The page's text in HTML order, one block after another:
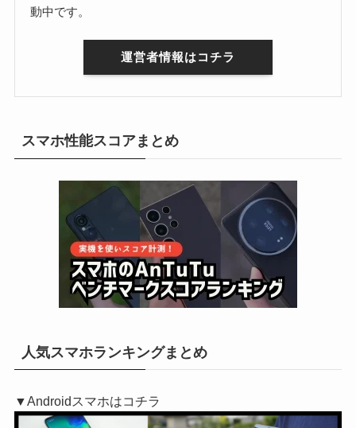
動中です。
運営者情報はコチラ
スマホ性能スコアまとめ
人気スマホランキングまとめ
▼Androidスマホはコチラ